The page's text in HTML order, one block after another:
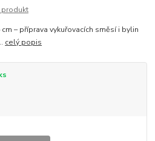
– příprava vykuřovacích směsí i bylin
celý popis